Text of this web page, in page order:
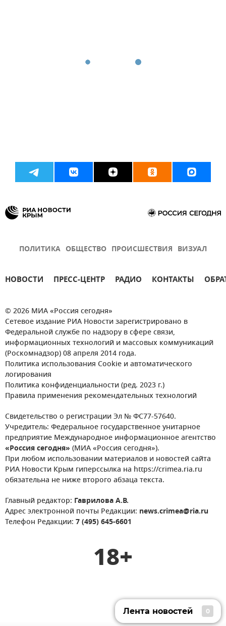
ПОЛИТИКА ОБЩЕСТВО ПРОИСШЕСТВИЯ ВИЗУАЛ
НОВОСТИ ПРЕСС-ЦЕНТР РАДИО КОНТАКТЫ
© 2026 МИА «Россия сегодня»
Сетевое издание РИА Новости зарегистрировано в
Федеральной службе по надзору в сфере связи,
информационных технологий и массовых коммуникаций
(Роскомнадзор) 08 апреля 2014 года.
Политика использования Cookie и автоматического
логирования
Политика конфиденциальности (ред. 2023 г.)
Правила применения рекомендательных технологий
Свидетельство о регистрации Эл № ФС77-57640.
Учредитель: Федеральное государственное унитарное
предприятие Международное информационное агентство
«Россия сегодня» (МИА «Россия сегодня»).
При любом использовании материалов и новостей сайта
РИА Новости Крым гиперссылка на https://crimea.ria.ru
обязательна не ниже второго абзаца текста.
Главный редактор: Гаврилова А.В.
Адрес электронной почты Редакции: news.crimea@ria.ru
Телефон Редакции: 7 (495) 645-6601
18+
Лента новостей 0